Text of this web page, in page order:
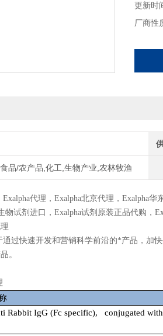
更新时
厂商性
品/农产品,化工,生物产业,农林牧渔
Exalpha代理， Exalpha北京代理， Exalpha华
物试剂进口， Exalpha试剂原装正品代购，
通过快速开发和营销科学前沿的*产品，加
。
Rabbit IgG (Fc specific), conjugated with